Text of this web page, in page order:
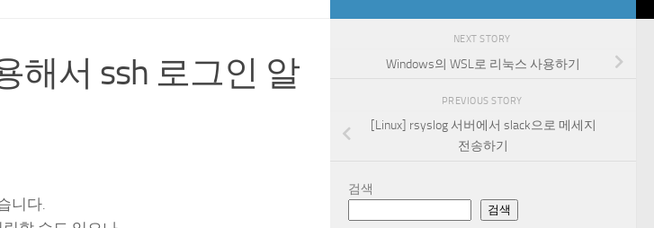
해서 ssh 로그인 알
니다.
NEXT STORY
Windows의 WSL로 리눅스 사용하기
PREVIOUS STORY
[Linux] rsyslog 서버에서 slack으로 메세지
전송하기
검색
검색